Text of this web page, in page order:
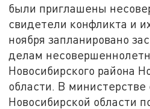
были приглашены
свидетели конфликта и
ноября запланировано
делам
Новосибирского района
области. В министерстве
Новосибирской области